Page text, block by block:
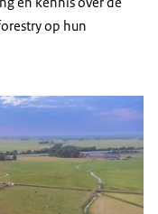
op hun